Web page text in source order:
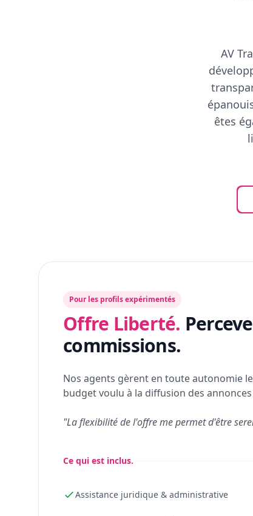
AV
êtes
Pour les profils expérimentés
Offre Liberté.
commissions.
Nos agents gèrent en toute autonomie
budget voulu à la diffusion des
"La flexibilité de l'offre me permet d'être
Ce qui est inclus.
Assistance juridique & administrative